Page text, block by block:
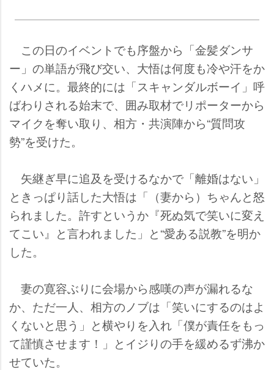
この日のイベントでも序盤から「金髪ダンサ
ー」の単語が飛び交い、大悟は何度も冷や汗をか
くハメに。最終的には「スキャンダルボーイ」呼
ばわりされる始末で、囲み取材でリポーターから
マイクを奪い取り、相方・共演陣から“質問攻
勢”を受けた。
矢継ぎ早に追及を受けるなかで「離婚はない」
ときっぱり話した大悟は「（妻から）ちゃんと怒
られました。許すというか『死ぬ気で笑いに変え
てこい』と言われました」と“愛ある説教”を明か
した。
妻の寛容ぶりに会場から感嘆の声が漏れるな
か、ただ一人、相方のノブは「笑いにするのはよ
くないと思う」と横やりを入れ「僕が責任をもっ
て謹慎させます！」とイジりの手を緩めるず沸か
せていた。